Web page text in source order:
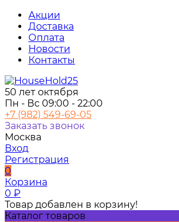
Акции
Доставка
Оплата
Новости
Контакты
50 лет октября
Пн - Вс 09:00 - 22:00
+7 (982) 549-69-05
Заказать звонок
Москва
Вход
Регистрация
0
Корзина
0 ₽
Товар добавлен в корзину!
Каталог товаров